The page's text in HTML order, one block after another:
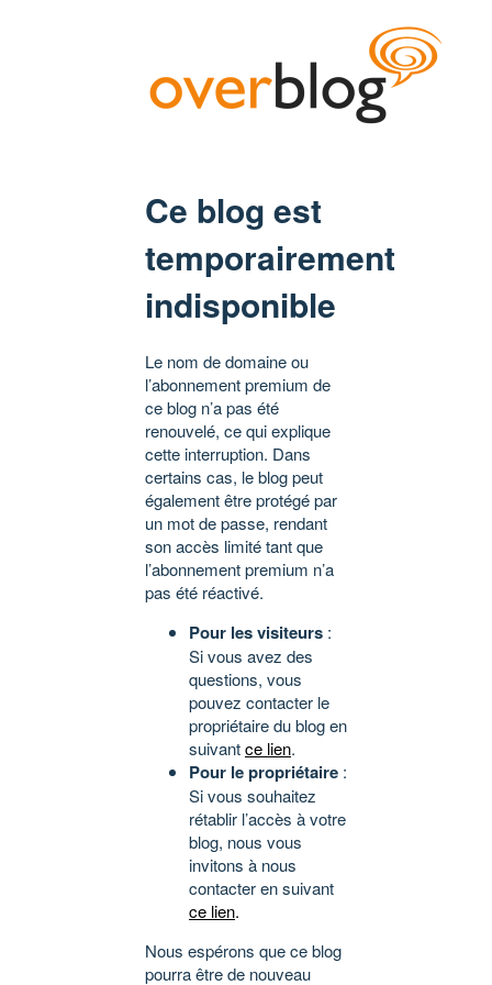
Ce blog est
temporairement
indisponible
Le nom de domaine ou
l’abonnement premium de
ce blog n’a pas été
renouvelé, ce qui explique
cette interruption. Dans
certains cas, le blog peut
également être protégé par
un mot de passe, rendant
son accès limité tant que
l’abonnement premium n’a
pas été réactivé.
Pour les visiteurs :
Si vous avez des
questions, vous
pouvez contacter le
propriétaire du blog en
suivantce lien.
Pour le propriétaire :
Si vous souhaitez
rétablir l’accès à votre
blog, nous vous
invitons à nous
contacter en suivant
ce lien.
Nous espérons que ce blog
pourra être de nouveau